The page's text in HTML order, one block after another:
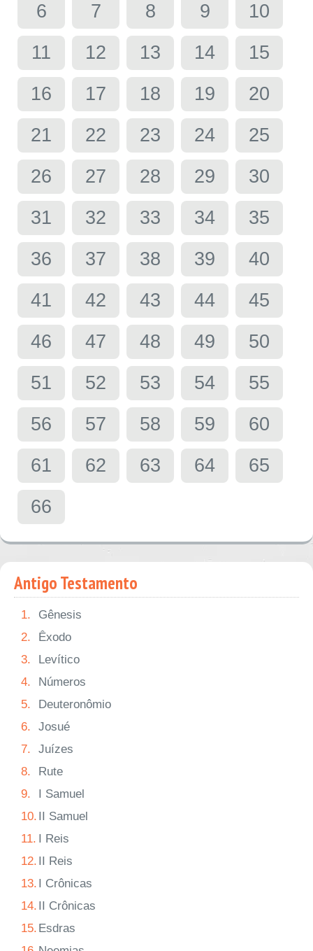
6
7 8 9
10
11
12 13 14
15
16
17 18 19
20
21
22 23 24
25
26
27 28 29
30
31
32 33 34
35
36
37 38 39
40
41
42 43 44
45
46
47 48 49
50
51
52 53 54
55
56
57 58 59
60
61
62 63 64
65
66
Antigo Testamento
1.
Gênesis
2.
Êxodo
3.
Levítico
4.
Números
5.
Deuteronômio
6.
Josué
7.
Juízes
8.
Rute
9.
I Samuel
10. II Samuel
11. I Reis
12. II Reis
13. I Crônicas
14. II Crônicas
15. Esdras